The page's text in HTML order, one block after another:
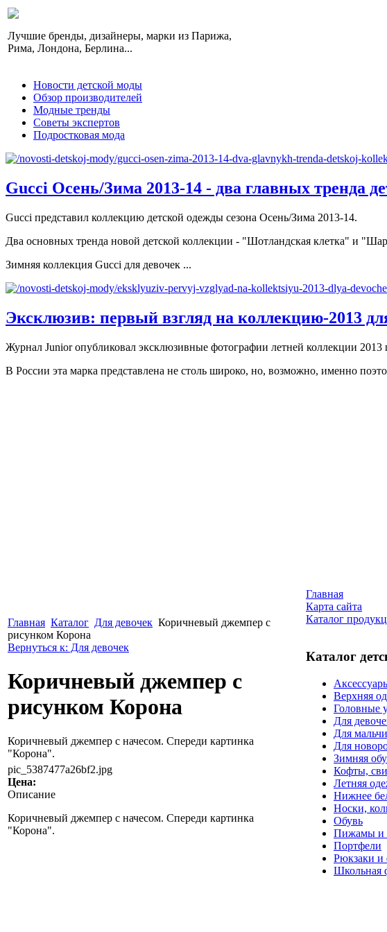
Лучшие бренды, дизайнеры, марки из Парижа,
Рима, Лондона, Берлина...
Новости детской моды
Обзор производителей
Модные тренды
Советы экспертов
Подростковая мода
Gucci Осень/Зима 2013-14 - два главных тренда
Gucci представил коллекцию детской одежды сезона Осень/Зима 2013-14.
Два основных тренда новой детской коллекции - "Шотландская клетка" и
Зимняя коллекция Gucci для девочек ...
Эксклюзив: первый взгляд на коллекцию-2013
Журнал Junior опубликовал эксклюзивные фотографии летней коллекции 2013
В России эта марка представлена не столь широко, но, возможно, именно
Главная Каталог Для девочек Коричневый джемпер с
рисунком Корона
Вернуться к: Для девочек
Коричневый джемпер с
рисунком Корона
Коричневый джемпер с начесом. Спереди картинка
"Корона".
pic_5387477a26bf2.jpg
Цена:
Описание
Коричневый джемпер с начесом. Спереди картинка
"Корона".
Главная
Карта сайта
Каталог
Каталог
Верхняя
Головные
Для
Для
Для
Зимняя
Кофты,
Летняя
Нижнее
Носки,
Обувь
Пижамы и
Портфели
Рюкзаки и
Школьная